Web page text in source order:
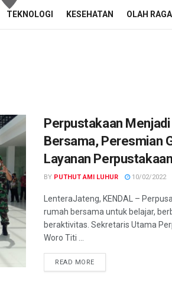
TEKNOLOGI KESEHATAN OLAH RAGA
Perpustakaan Menjadi
Bersama, Peresmian
Layanan
BY PUTHUT AMI LUHUR 10/02/2022
LenteraJateng, KENDAL –
rumah bersama untuk belajar,
beraktivitas. Sekretaris Utama
Woro Titi ...
READ MOREDETAILS